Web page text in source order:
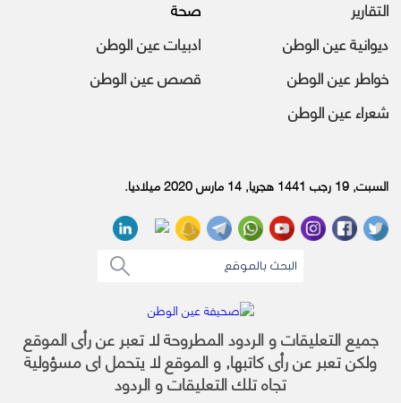
التقارير
صحة
ديوانية عين الوطن
ادبيات عين الوطن
خواطر عين الوطن
قصص عين الوطن
شعراء عين الوطن
السبت, 19 رجب 1441 هجريا, 14 مارس 2020 ميلاديا.
جميع التعليقات و الردود المطروحة لا تعبر عن رأى الموقع
ولكن تعبر عن رأى كاتبها, و الموقع لا يتحمل اى مسؤولية
تجاه تلك التعليقات و الردود